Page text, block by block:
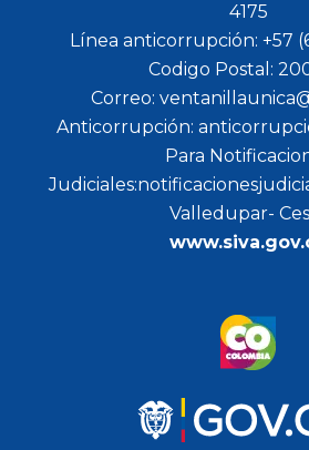
4175
Línea anticorrupción: +57
Codigo Postal:
Correo:
Anticorrupción:
Para
Valledupar-